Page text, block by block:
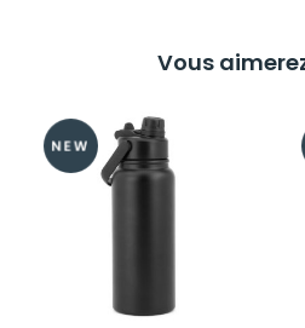
Vous